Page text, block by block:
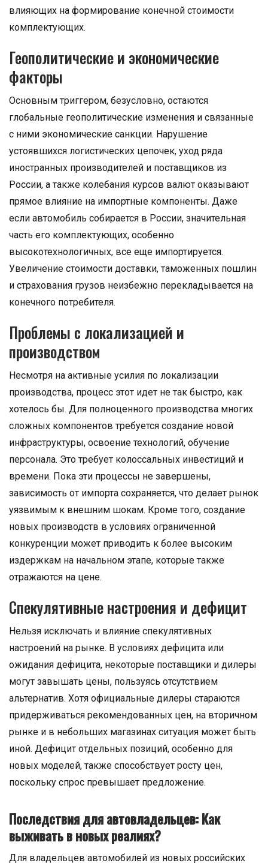
влияющих на формирование конечной стоимости
комплектующих.
Геополитические и экономические
факторы
Основным триггером, безусловно, остаются
глобальные геополитические изменения и связанные
с ними экономические санкции. Нарушение
устоявшихся логистических цепочек, уход ряда
иностранных производителей и поставщиков из
России, а также колебания курсов валют оказывают
прямое влияние на импортные компоненты. Даже
если автомобиль собирается в России, значительная
часть его комплектующих, особенно
высокотехнологичных, все еще импортируется.
Увеличение стоимости доставки, таможенных пошлин
и страхования грузов неизбежно перекладывается на
конечного потребителя.
Проблемы с локализацией и
производством
Несмотря на активные усилия по локализации
производства, процесс этот идет не так быстро, как
хотелось бы. Для полноценного производства многих
сложных компонентов требуется создание новой
инфраструктуры, освоение технологий, обучение
персонала. Это требует колоссальных инвестиций и
времени. Пока эти процессы не завершены,
зависимость от импорта сохраняется, что делает рынок
уязвимым к внешним шокам. Кроме того, создание
новых производств в условиях ограниченной
конкуренции может приводить к более высоким
издержкам на начальном этапе, которые также
отражаются на цене.
Спекулятивные настроения и дефицит
Нельзя исключать и влияние спекулятивных
настроений на рынке. В условиях дефицита или
ожидания дефицита, некоторые поставщики и дилеры
могут завышать цены, пользуясь отсутствием
альтернатив. Хотя официальные дилеры стараются
придерживаться рекомендованных цен, на вторичном
рынке и в небольших магазинах ситуация может быть
иной. Дефицит отдельных позиций, особенно для
новых моделей, также способствует росту цен,
поскольку спрос превышает предложение.
Последствия для автовладельцев: Как
выживать в новых реалиях?
Для владельцев автомобилей из новых российских